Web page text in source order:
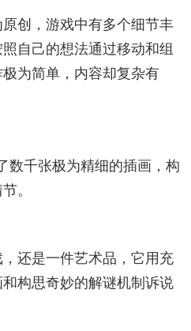
创，游戏中有多个细节丰
自己的想法通过移动和组
为简单，内容却复杂有
数千张极为精细的插画，构
。
还是一件艺术品，它用充
构思奇妙的解谜机制诉说